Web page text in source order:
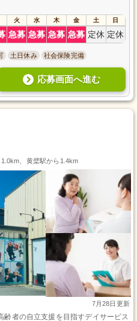
火 水 木 金 土 日
急募 急募 急募 急募 定休 定休
土日休み 社会保険完備
応募画面へ進む
、黄檗駅から1.4km
7月28日更新
齢者の自立支援を目指すデイサービス